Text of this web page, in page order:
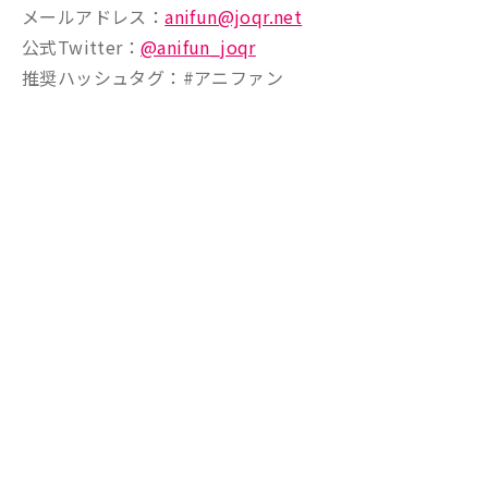
メールアドレス：anifun@joqr.net
公式Twitter：@anifun_joqr
推奨ハッシュタグ：#アニファン